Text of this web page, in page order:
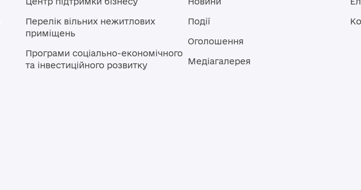
Перелік вільних нежитлових
приміщень
Програми соціально-економічного
та інвестиційного розвитку
Події
Оголошення
Медіагалерея